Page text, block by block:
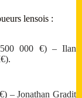
lensois :
000 €) – Ilan
– Jonathan Gradit